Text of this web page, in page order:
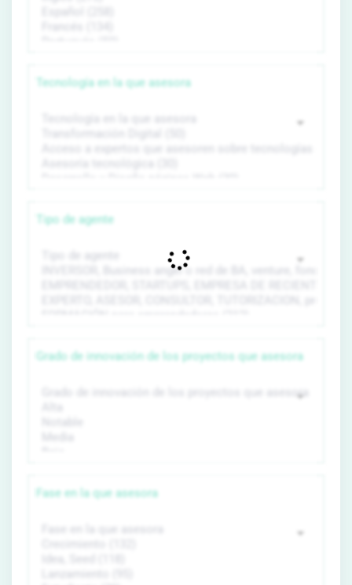
Tecnología en la que asesora
Tipo de agente
Grado de innovación de los proyectos que asesora
Fase en la que asesora